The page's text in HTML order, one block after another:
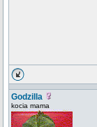
Godzilla
kocia mama